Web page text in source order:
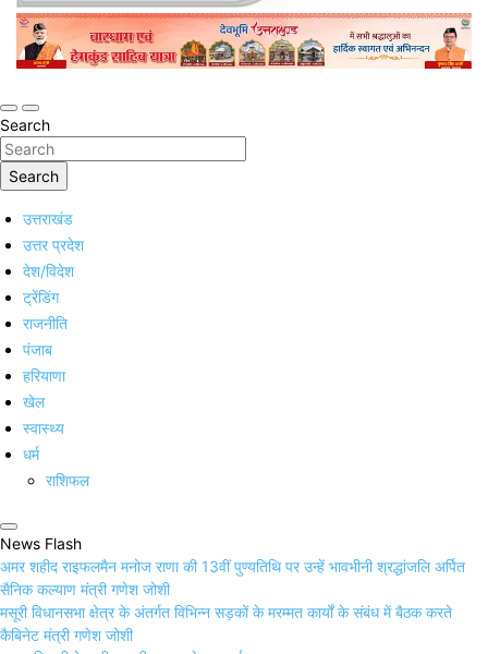
Jan Jan Ka Bharat
Online Trending Hindi News Website
Search
Search
उत्तराखंड
उत्तर प्रदेश
देश/विदेश
ट्रेंडिंग
राजनीति
पंजाब
हरियाणा
खेल
स्वास्थ्य
धर्म
राशिफल
News Flash
अमर शहीद राइफलमैन मनोज राणा की 13वीं पुण्यतिथि पर उन्हें भावभीनी श्रद्धांजलि अर्पित
सैनिक कल्याण मंत्री गणेश जोशी
मसूरी विधानसभा क्षेत्र के अंतर्गत विभिन्न सड़कों के मरम्मत कार्यों के संबंध में बैठक करते
कैबिनेट मंत्री गणेश जोशी